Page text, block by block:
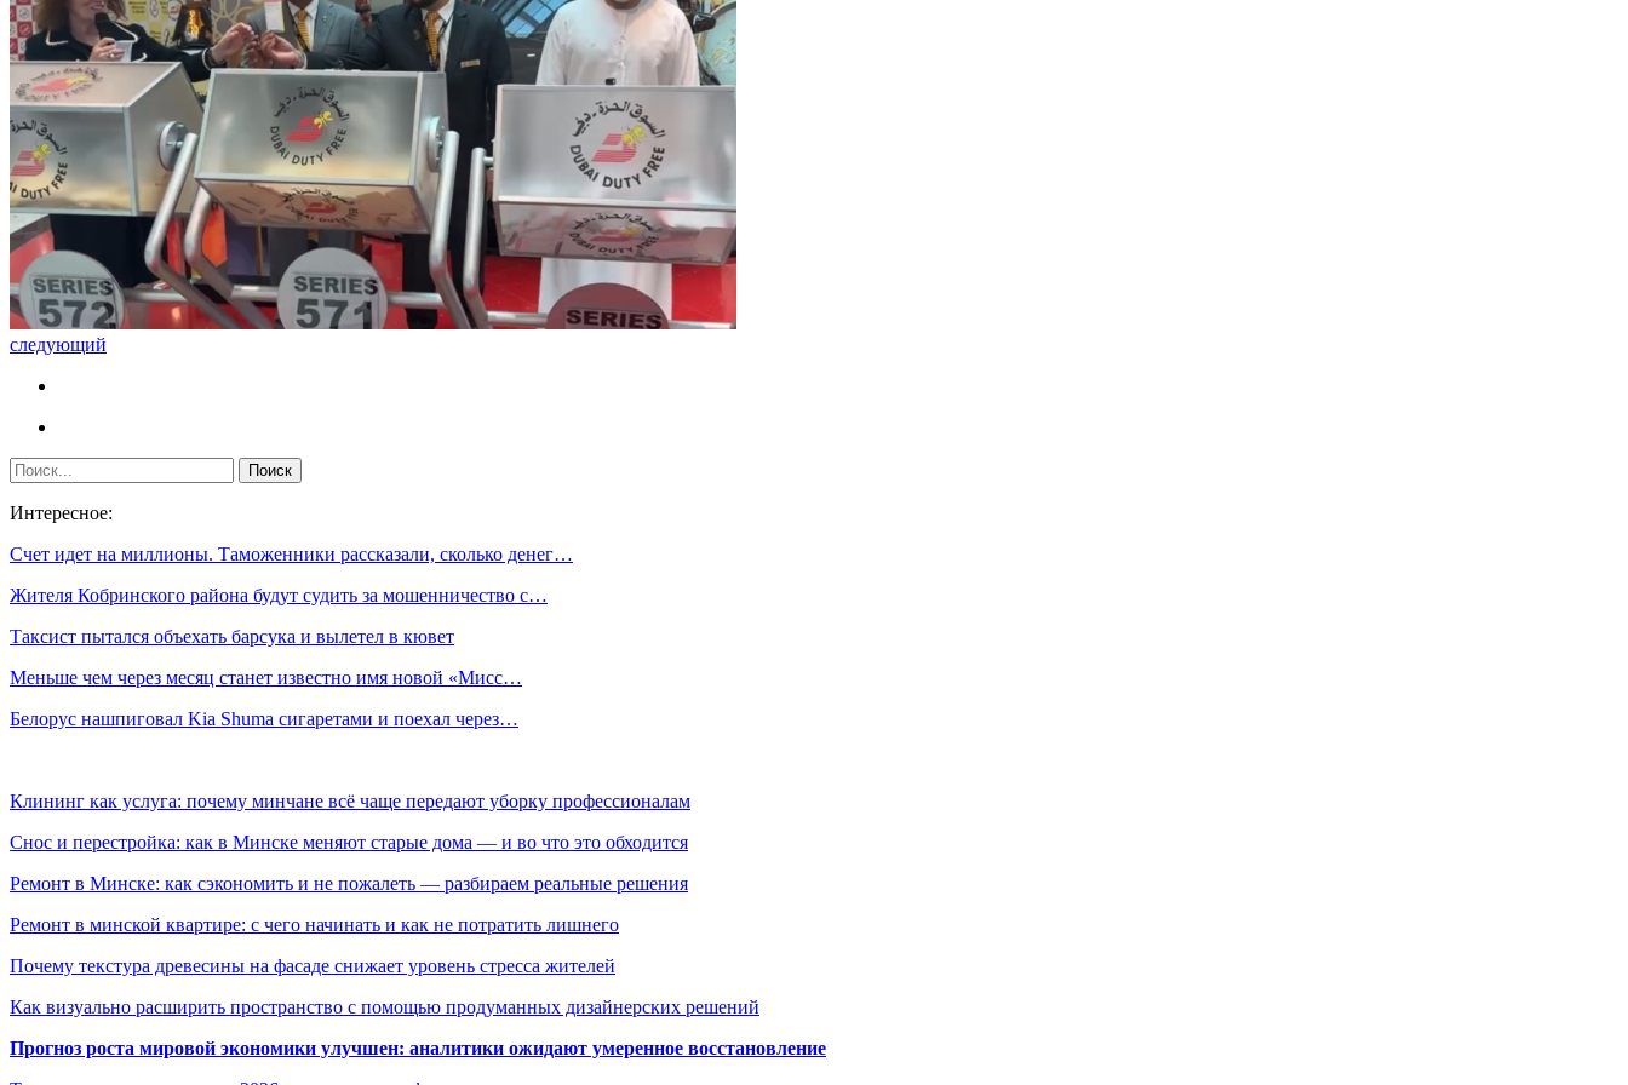
следующий
Интересное:
Счет идет на миллионы. Таможенники рассказали, сколько денег…
Жителя Кобринского района будут судить за мошенничество с…
Таксист пытался объехать барсука и вылетел в кювет
Меньше чем через месяц станет известно имя новой «Мисс…
Белорус нашпиговал Kia Shuma сигаретами и поехал через…
Клининг как услуга: почему минчане всё чаще передают уборку профессионалам
Снос и перестройка: как в Минске меняют старые дома — и во что это обходится
Ремонт в Минске: как сэкономить и не пожалеть — разбираем реальные решения
Ремонт в минской квартире: с чего начинать и как не потратить лишнего
Почему текстура древесины на фасаде снижает уровень стресса жителей
Как визуально расширить пространство с помощью продуманных дизайнерских решений
Прогноз роста мировой экономики улучшен: аналитики ожидают умеренное восстановление